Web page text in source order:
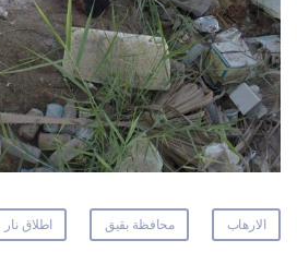
الارهاب محافظة بقيق اطلاق نار